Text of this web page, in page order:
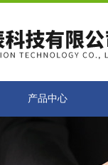
产品中心